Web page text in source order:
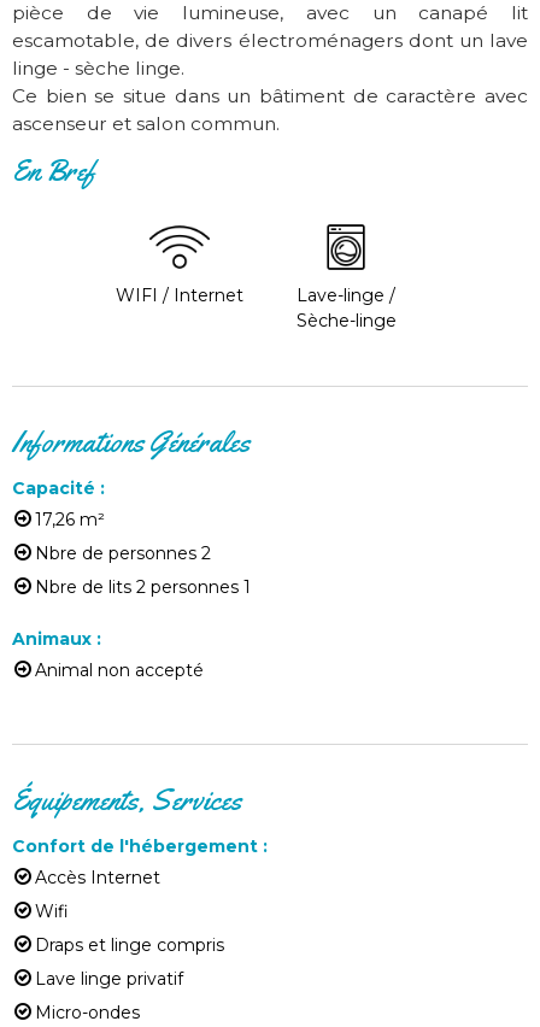
pièce de vie lumineuse, avec un canapé lit
escamotable, de divers électroménagers dont un lave
linge - sèche linge.
Ce bien se situe dans un bâtiment de caractère avec
ascenseur et salon commun.
En Bref
WIFI / Internet
Lave-linge /
Sèche-linge
Informations Générales
Capacité :
17,26 m²
Nbre de personnes 2
Nbre de lits 2 personnes 1
Animaux :
Animal non accepté
Équipements, Services
Confort de l'hébergement :
Accès Internet
Wifi
Draps et linge compris
Lave linge privatif
Micro-ondes